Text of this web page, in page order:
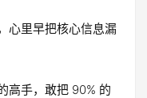
心里早把核心信息漏
高手，敢把 90% 的